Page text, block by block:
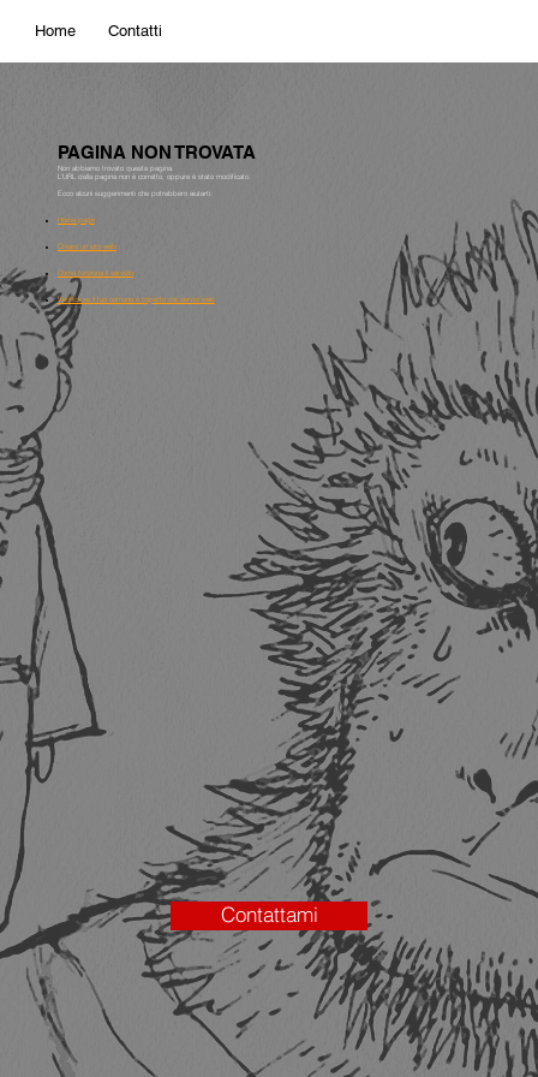
Home Contatti
PAGINA NON TROVATA
Non abbiamo trovato questa pagina.
L'URL della pagina non è corretto, oppure è stato modificato.
Ecco alcuni suggerimenti che potrebbero aiutarti:
Home page
Creare un sito web
Come funziona il servizio
Verifica se il tuo comune è coperto dai servizi web
Contattami